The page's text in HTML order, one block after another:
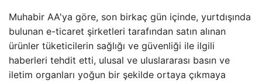
Muhabir AA'ya göre, son birkaç gün içinde, yurtdışında
bulunan e-ticaret şirketleri tarafından satın alınan
ürünler tüketicilerin sağlığı ve güvenliği ile ilgili
haberleri tehdit etti, ulusal ve uluslararası basın ve
iletim organları yoğun bir şekilde ortaya çıkmaya